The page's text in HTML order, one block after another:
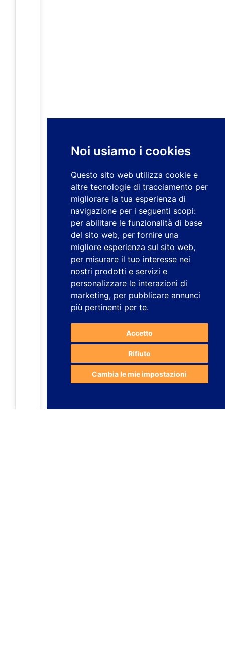
Noi usiamo i cookies
Questo sito web utilizza cookie e
altre tecnologie di tracciamento per
migliorare la tua esperienza di
navigazione per i seguenti scopi:
per abilitare le funzionalità di base
del sito web, per fornire una
migliore esperienza sul sito web,
per misurare il tuo interesse nei
nostri prodotti e servizi e
personalizzare le interazioni di
marketing, per pubblicare annunci
più pertinenti per te.
Accetto
Rifiuto
Cambia le mie impostazioni